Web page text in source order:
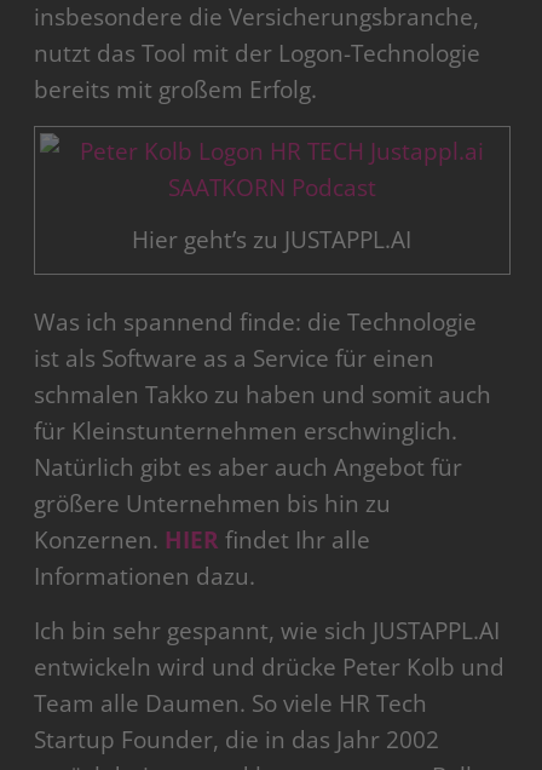
insbesondere die Versicherungsbranche,
nutzt das Tool mit der Logon-Technologie
bereits mit großem Erfolg.
Hier geht’s zu JUSTAPPL.AI
Was ich spannend finde: die Technologie
ist als Software as a Service für einen
schmalen Takko zu haben und somit auch
für Kleinstunternehmen erschwinglich.
Natürlich gibt es aber auch Angebot für
größere Unternehmen bis hin zu
Konzernen. HIER findet Ihr alle
Informationen dazu.
Ich bin sehr gespannt, wie sich JUSTAPPL.AI
entwickeln wird und drücke Peter Kolb und
Team alle Daumen. So viele HR Tech
Startup Founder, die in das Jahr 2002